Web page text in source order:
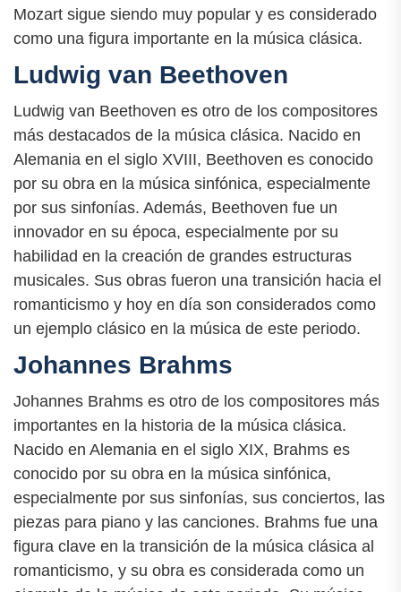
Mozart sigue siendo muy popular y es considerado
como una figura importante en la música clásica.
Ludwig van Beethoven
Ludwig van Beethoven es otro de los compositores
más destacados de la música clásica. Nacido en
Alemania en el siglo XVIII, Beethoven es conocido
por su obra en la música sinfónica, especialmente
por sus sinfonías. Además, Beethoven fue un
innovador en su época, especialmente por su
habilidad en la creación de grandes estructuras
musicales. Sus obras fueron una transición hacia el
romanticismo y hoy en día son considerados como
un ejemplo clásico en la música de este periodo.
Johannes Brahms
Johannes Brahms es otro de los compositores más
importantes en la historia de la música clásica.
Nacido en Alemania en el siglo XIX, Brahms es
conocido por su obra en la música sinfónica,
especialmente por sus sinfonías, sus conciertos, las
piezas para piano y las canciones. Brahms fue una
figura clave en la transición de la música clásica al
romanticismo, y su obra es considerada como un